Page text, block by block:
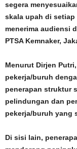
segera
skala upah di setiap
menerima audiensi
PTSA Kemnaker,
Menurut Dirjen
pekerja/buruh
penerapan struktur
pelindungan dan
pekerja/buruh yang
Di sisi lain,